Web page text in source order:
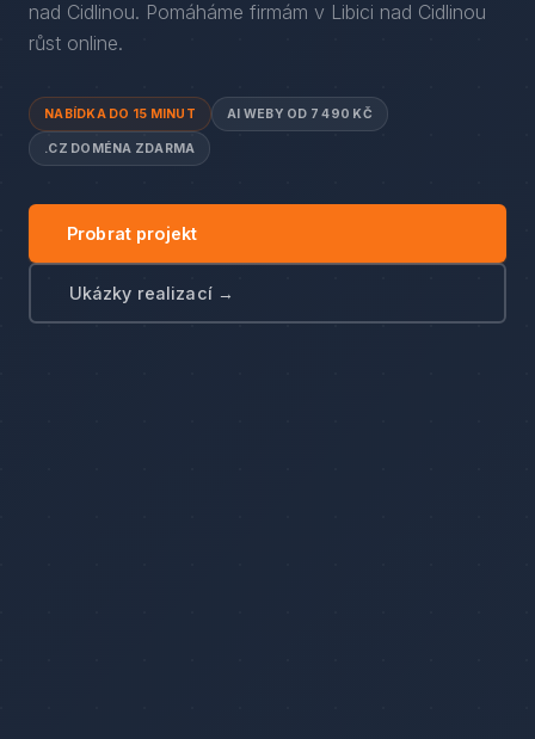
nad Cidlinou. Pomáháme firmám v Libici nad Cidlinou
růst online.
NABÍDKA DO 15 MINUT AI WEBY OD 7 490 KČ
.CZ DOMÉNA ZDARMA
Probrat projekt
Ukázky realizací →